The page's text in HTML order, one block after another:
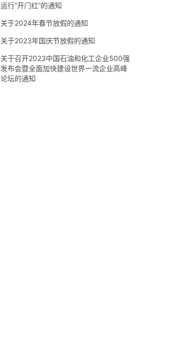
运行“开门红”的通知
关于2024年春节放假的通知
关于2023年国庆节放假的通知
关于召开2023中国石油和化工企业500强
发布会暨全面加快建设世界一流企业高峰
论坛的通知